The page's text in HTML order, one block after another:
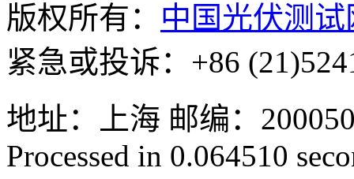
版权所有： 中国光伏测试
紧急或投诉：+86
地址：上海 邮编：
Processed in 0.064510